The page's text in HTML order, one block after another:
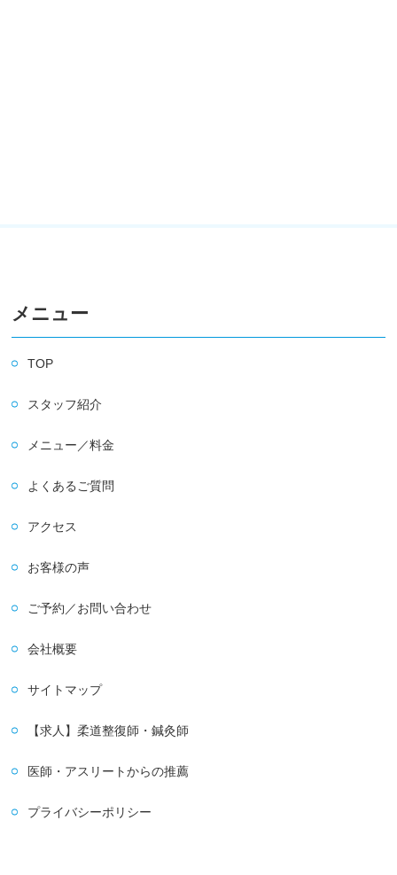
メニュー
TOP
スタッフ紹介
メニュー／料金
よくあるご質問
アクセス
お客様の声
ご予約／お問い合わせ
会社概要
サイトマップ
【求人】柔道整復師・鍼灸師
医師・アスリートからの推薦
プライバシーポリシー